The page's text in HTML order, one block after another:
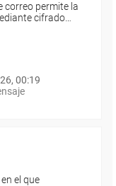
correo permite la
cifrado…
00:19
el que